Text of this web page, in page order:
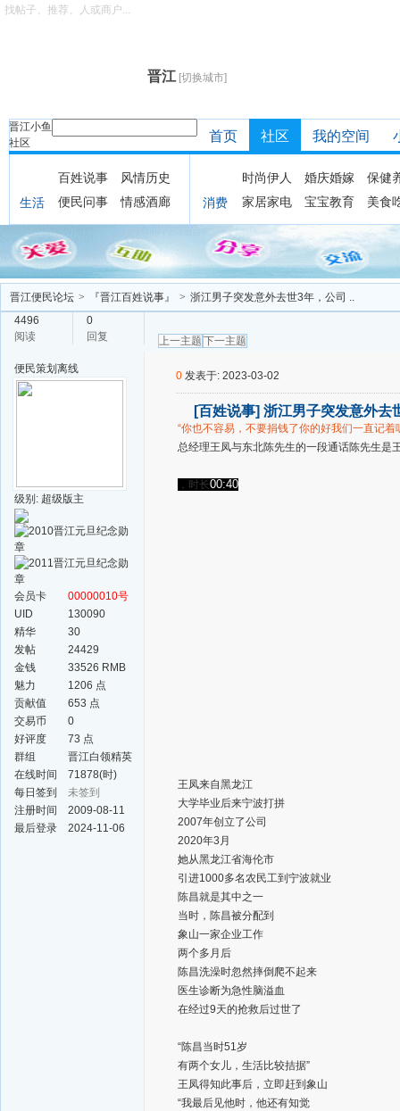
晋江 [切换城市]
晋江小鱼
社区
找帖子、推荐、人或商户...
首页 社区 我的空间
生活
百姓说事
风情历史
便民问事
情感酒廊 消费
时尚伊人 婚庆婚嫁
保健
家居家电
宝宝教育 美食
晋江便民论坛 > 『晋江百姓说事』 > 浙江男子突发意外去世3年，公司 ..
4496
阅读
0
回复
上一主题 下一主题
便民策划 离线
级别: 超级版主
会员卡
00000010号
UID
130090
精华
30
发帖
24429
金钱
33526 RMB
魅力
1206 点
贡献值
653 点
交易币
0
好评度
73 点
群组
晋江白领精英
群
在线时间
71878(时)
每日签到
未签到
注册时间
2009-08-11
最后登录
2024-11-06
0 发表于: 2023-03-02
[百姓说事] 浙江男子突发意外去
“你也不容易，不要捐钱了你的好我们一直记着
总经理王凤与东北陈先生的一段通话陈先生是
，时长00:40
王凤来自黑龙江
大学毕业后来宁波打拼
2007年创立了公司
2020年3月
她从黑龙江省海伦市
引进1000多名农民工到宁波就业
陈昌就是其中之一
当时，陈昌被分配到
象山一家企业工作
两个多月后
陈昌洗澡时忽然摔倒爬不起来
医生诊断为急性脑溢血
在经过9天的抢救后过世了
“陈昌当时51岁
有两个女儿，生活比较拮据”
王凤得知此事后，立即赶到象山
“我最后见他时，他还有知觉